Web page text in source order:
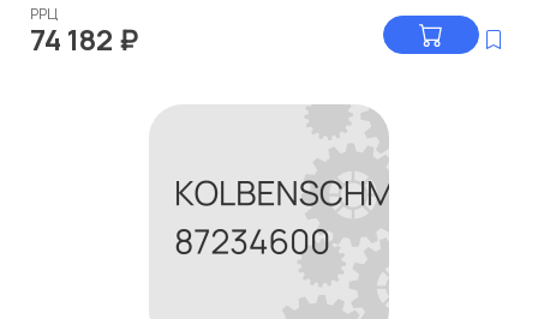
РРЦ
74 182 ₽